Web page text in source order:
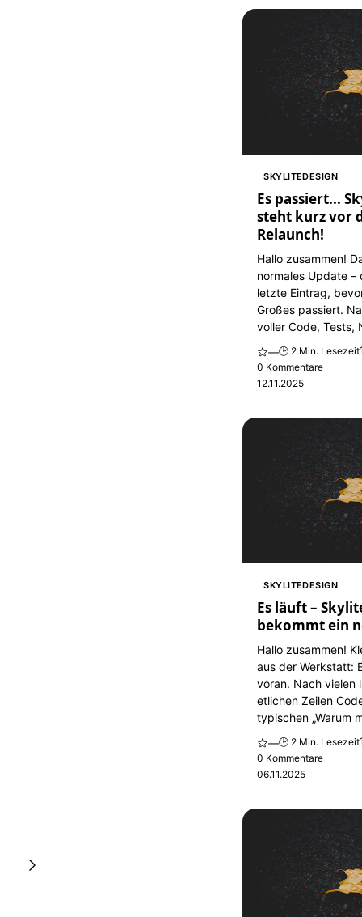
SKYLITEDESIGN
Es passiert...
steht kurz vor
Relaunch!
Hallo zusammen!
normales Update –
letzte Eintrag,
Großes passiert.
voller Code, Tests,
—🕒 2 Min. Lesezeit
0 Kommentare
12.11.2025
SKYLITEDESIGN
Es läuft –
bekommt ein
Hallo zusammen!
aus der Werkstatt:
voran. Nach vielen
etlichen Zeilen
typischen „Warum
—🕒 2 Min. Lesezeit
0 Kommentare
06.11.2025